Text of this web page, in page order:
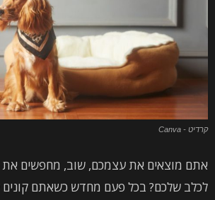
קרדיט - Canva
אתם מוצאים את עצמכם, שוב, מחפשים את
לכלב שלכם? בכל פעם מחדש כשאתם קונים